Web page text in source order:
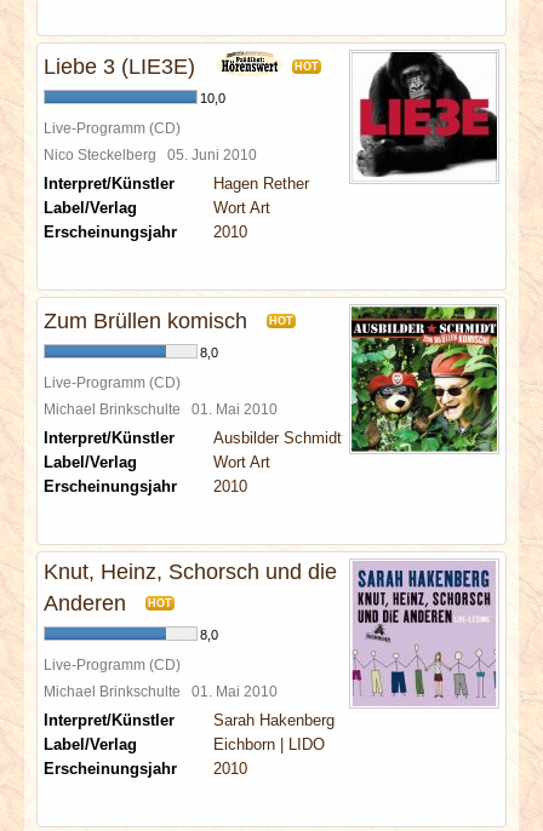
Liebe 3 (LIE3E) HOT
10,0
Live-Programm (CD)
Nico Steckelberg 05. Juni 2010
Interpret/Künstler
Hagen Rether
Label/Verlag
Wort Art
Erscheinungsjahr
2010
Zum Brüllen komisch HOT
8,0
Live-Programm (CD)
Michael Brinkschulte 01. Mai 2010
Interpret/Künstler
Ausbilder Schmidt
Label/Verlag
Wort Art
Erscheinungsjahr
2010
Knut, Heinz, Schorsch und die
Anderen
HOT
8,0
Live-Programm (CD)
Michael Brinkschulte 01. Mai 2010
Interpret/Künstler
Sarah Hakenberg
Label/Verlag
Eichborn | LIDO
Erscheinungsjahr
2010